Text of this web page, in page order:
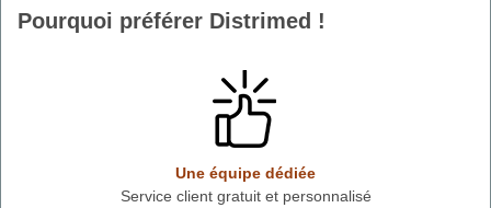
Pourquoi préférer Distrimed !
Une équipe dédiée
Service client gratuit et personnalisé